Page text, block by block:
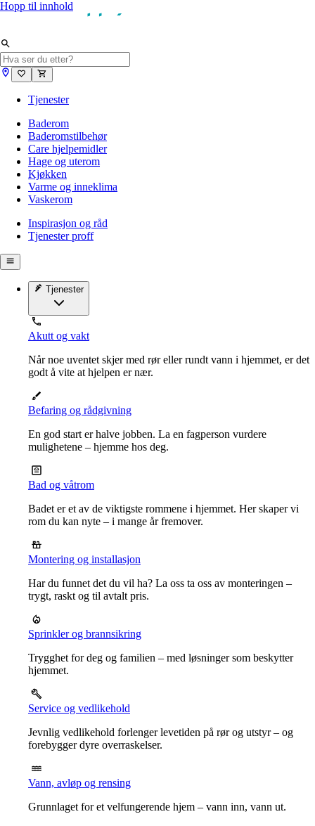
Hopp til innhold
Tjenester
Baderom
Baderomstilbehør
Care hjelpemidler
Hage og uterom
Kjøkken
Varme og inneklima
Vaskerom
Inspirasjon og råd
Tjenester proff
Tjenester
Akutt og vakt
Når noe uventet skjer med rør eller rundt vann i hjemmet, er det
godt å vite at hjelpen er nær.
Befaring og rådgivning
En god start er halve jobben. La en fagperson vurdere
mulighetene – hjemme hos deg.
Bad og våtrom
Badet er et av de viktigste rommene i hjemmet. Her skaper vi
rom du kan nyte – i mange år fremover.
Montering og installasjon
Har du funnet det du vil ha? La oss ta oss av monteringen –
trygt, raskt og til avtalt pris.
Sprinkler og brannsikring
Trygghet for deg og familien – med løsninger som beskytter
hjemmet.
Service og vedlikehold
Jevnlig vedlikehold forlenger levetiden på rør og utstyr – og
forebygger dyre overraskelser.
Vann, avløp og rensing
Grunnlaget for et velfungerende hjem – vann inn, vann ut.